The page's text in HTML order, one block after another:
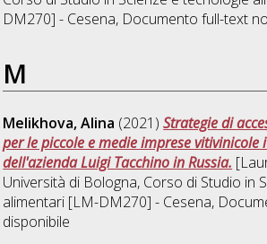
DM270] - Cesena, Documento full-text
M
Melikhova, Alina (2021)Strategie di
per le piccole e medie imprese vitivinicole
dell'azienda Luigi Tacchino in Russia.
Università di Bologna, Corso di Studio in
alimentari [LM-DM270] - Cesena,
disponibile